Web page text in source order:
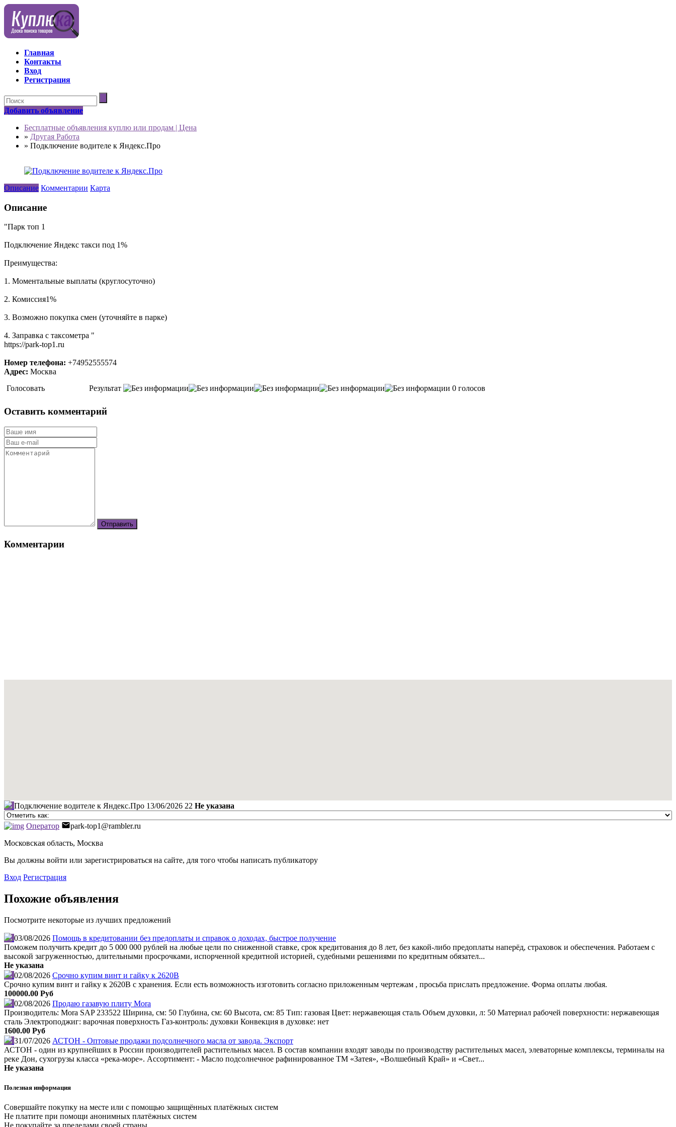
Главная
Контакты
Вход
Регистрация
Добавить объявление
Бесплатные объявления куплю или продам | Цена
» Другая Работа
» Подключение водителе к Яндекс.Про
Описание Комментарии Карта
Описание
"Парк топ 1
Подключение Яндекс такси под 1%
Преимущества:
1. Моментальные выплаты (круглосуточно)
2. Комиссия1%
3. Возможно покупка смен (уточняйте в парке)
4. Заправка с таксометра "
https://park-top1.ru
Номер телефона: +74952555574
Адрес: Москва
Голосовать
Результат 0 голосов
Оставить комментарий
Комментарии
Подключение водителе к Яндекс.Про 13/06/2026 22 Не указана
Оператор
park-top1@rambler.ru
Московская область, Москва
Вы должны войти или зарегистрироваться на сайте, для того чтобы написать публикатору
Вход Регистрация
Похожие объявления
Посмотрите некоторые из лучших предложений
03/08/2026 Помощь в кредитовании без предоплаты и справок о доходах, быстрое получение
Поможем получить кредит до 5 000 000 рублей на любые цели по сниженной ставке, срок кредитования до 8 лет, без какой-либо предоплаты наперёд, страховок и обеспечения. Работаем с
высокой загруженностью, длительными просрочками, испорченной кредитной историей, судебными решениями по кредитным обязател...
Не указана
02/08/2026 Срочно купим винт и гайку к 2620В
Срочно купим винт и гайку к 2620В с хранения. Если есть возможность изготовить согласно приложенным чертежам , просьба прислать предложение. Форма оплаты любая.
100000.00 Руб
02/08/2026 Продаю газавую плиту Mora
Производитель: Mora SAP 233522 Ширина, см: 50 Глубина, см: 60 Высота, см: 85 Тип: газовая Цвет: нержавеющая сталь Объем духовки, л: 50 Материал рабочей поверхности: нержавеющая
сталь Электроподжиг: варочная поверхность Газ-контроль: духовки Конвекция в духовке: нет
1600.00 Руб
31/07/2026 АСТОН - Оптовые продажи подсолнечного масла от завода. Экспорт
АСТОН - один из крупнейших в России производителей растительных масел. В состав компании входят заводы по производству растительных масел, элеваторные комплексы, терминалы на
реке Дон, сухогрузы класса «река-море». Ассортимент: - Масло подсолнечное рафинированное ТМ «Затея», «Волшебный Край» и «Свет...
Не указана
Полезная информация
Совершайте покупку на месте или с помощью защищённых платёжных систем
Не платите при помощи анонимных платёжных систем